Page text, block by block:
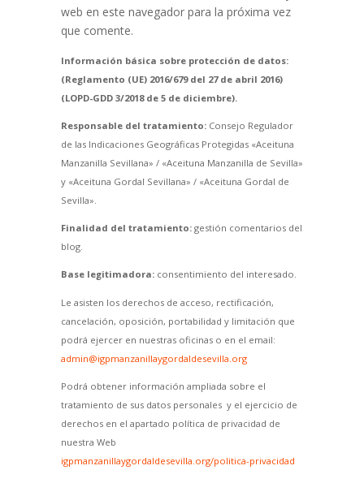
web en este navegador para la próxima vez
que comente.
Información básica sobre protección de datos:
(Reglamento (UE) 2016/679 del 27 de abril 2016)
(LOPD-GDD 3/2018 de 5 de diciembre).
Responsable del tratamiento:Consejo Regulador
de las Indicaciones Geográficas Protegidas «Aceituna
Manzanilla Sevillana» / «Aceituna Manzanilla de Sevilla»
y «Aceituna Gordal Sevillana» / «Aceituna Gordal de
Sevilla».
Finalidad del tratamiento:gestión comentarios del
blog.
Base legitimadora:consentimiento del interesado.
Le asisten los derechos de acceso, rectificación,
cancelación, oposición, portabilidad y limitación que
podrá ejercer en nuestras oficinas o en el email:
admin@igpmanzanillaygordaldesevilla.org
Podrá obtener información ampliada sobre el
tratamiento de sus datos personales y el ejercicio de
derechos en el apartado política de privacidad de
nuestra Web
igpmanzanillaygordaldesevilla.org/politica-privacidad